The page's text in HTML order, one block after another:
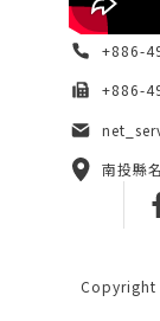
+886-
+886-
南投縣
Copyright